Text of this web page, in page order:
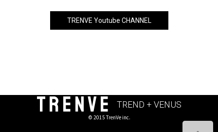
TRENVE Youtube CHANNEL
TRENVE TREND + VENUS
© 2015 TrenVe inc.